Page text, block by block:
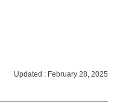
Updated : February 28, 2025